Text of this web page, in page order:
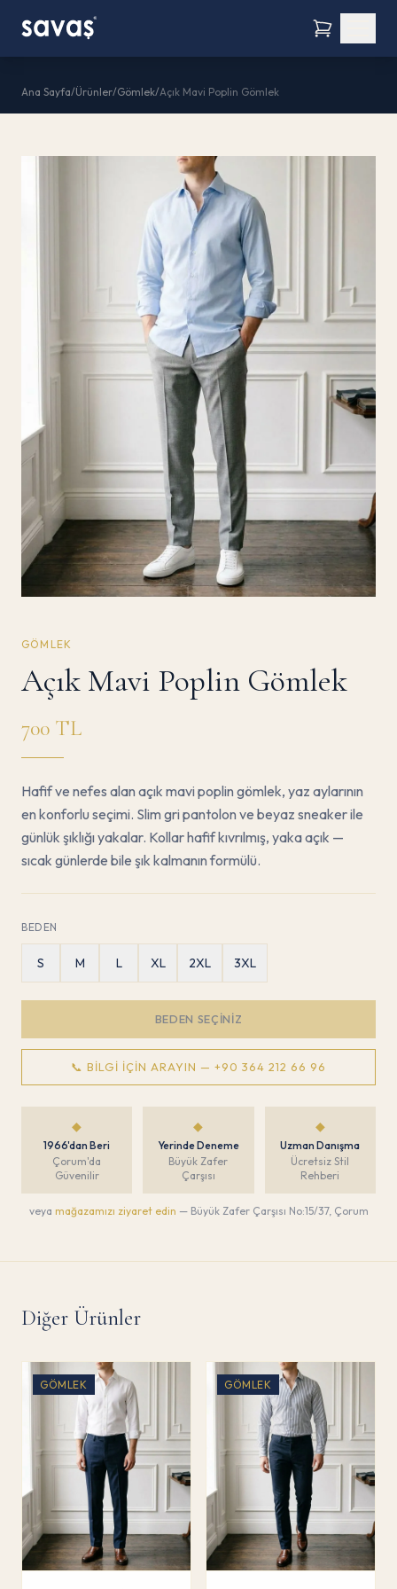
Ana Sayfa/Ürünler/Gömlek/Açık Mavi Poplin Gömlek
GÖMLEK
Açık Mavi Poplin Gömlek
700 TL
Hafif ve nefes alan açık mavi poplin gömlek, yaz aylarının
en konforlu seçimi. Slim gri pantolon ve beyaz sneaker ile
günlük şıklığı yakalar. Kollar hafif kıvrılmış, yaka açık —
sıcak günlerde bile şık kalmanın formülü.
BEDEN
S M L XL 2XL 3XL
BEDEN SEÇINIZ
📞 BILGI İÇIN ARAYIN —+90 364 212 66 96
◆
1966'dan Beri
Çorum'da
Güvenilir
◆
Yerinde Deneme
Büyük Zafer
Çarşısı
◆
Uzman Danışma
Ücretsiz Stil
Rehberi
veya mağazamızı ziyaret edin — Büyük Zafer Çarşısı No:15/37, Çorum
Diğer Ürünler
GÖMLEK GÖMLEK